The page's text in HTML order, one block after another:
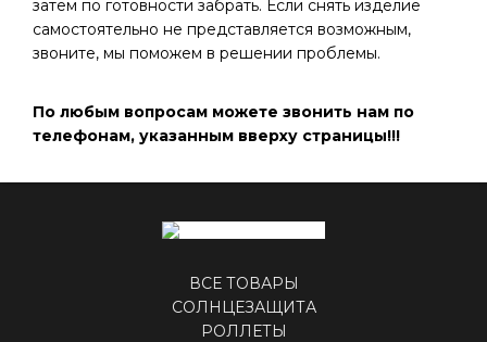
затем по готовности забрать. Если снять изделие
самостоятельно не представляется возможным,
звоните, мы поможем в решении проблемы.
По любым вопросам можете звонить нам по
телефонам, указанным вверху страницы!!!
ВСЕ ТОВАРЫ
СОЛНЦЕЗАЩИТА
РОЛЛЕТЫ